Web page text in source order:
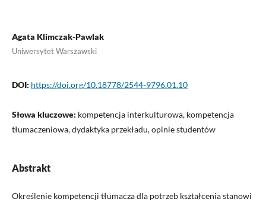
Agata Klimczak-Pawlak
Uniwersytet Warszawski
DOI: https://doi.org/10.18778/2544-9796.01.10
Słowa kluczowe: kompetencja interkulturowa, kompetencja
tłumaczeniowa, dydaktyka przekładu, opinie studentów
Abstrakt
Określenie kompetencji tłumacza dla potrzeb kształcenia stanowi